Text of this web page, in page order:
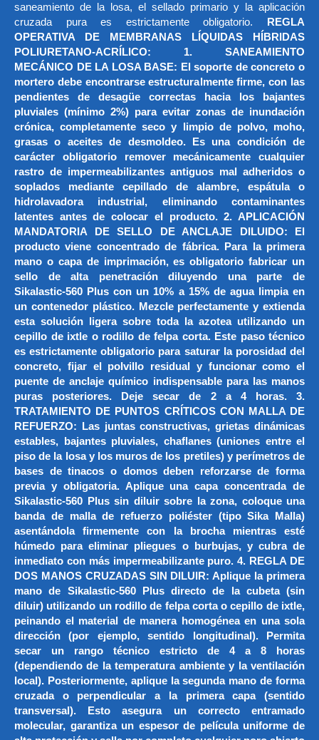
saneamiento de la losa, el sellado primario y la aplicación
cruzada pura es estrictamente obligatorio.
REGLA
OPERATIVA DE MEMBRANAS LÍQUIDAS HÍBRIDAS
POLIURETANO-ACRÍLICO: 1. SANEAMIENTO
MECÁNICO DE LA LOSA BASE: El soporte de concreto o
mortero debe encontrarse estructuralmente firme, con las
pendientes de desagüe correctas hacia los bajantes
pluviales (mínimo 2%) para evitar zonas de inundación
crónica, completamente seco y limpio de polvo, moho,
grasas o aceites de desmoldeo. Es una condición de
carácter obligatorio remover mecánicamente cualquier
rastro de impermeabilizantes antiguos mal adheridos o
soplados mediante cepillado de alambre, espátula o
hidrolavadora industrial, eliminando contaminantes
latentes antes de colocar el producto. 2. APLICACIÓN
MANDATORIA DE SELLO DE ANCLAJE DILUIDO: El
producto viene concentrado de fábrica. Para la primera
mano o capa de imprimación, es obligatorio fabricar un
sello de alta penetración diluyendo una parte de
Sikalastic-560 Plus con un 10% a 15% de agua limpia en
un contenedor plástico. Mezcle perfectamente y extienda
esta solución ligera sobre toda la azotea utilizando un
cepillo de ixtle o rodillo de felpa corta. Este paso técnico
es estrictamente obligatorio para saturar la porosidad del
concreto, fijar el polvillo residual y funcionar como el
puente de anclaje químico indispensable para las manos
puras posteriores. Deje secar de 2 a 4 horas. 3.
TRATAMIENTO DE PUNTOS CRÍTICOS CON MALLA DE
REFUERZO: Las juntas constructivas, grietas dinámicas
estables, bajantes pluviales, chaflanes (uniones entre el
piso de la losa y los muros de los pretiles) y perímetros de
bases de tinacos o domos deben reforzarse de forma
previa y obligatoria. Aplique una capa concentrada de
Sikalastic-560 Plus sin diluir sobre la zona, coloque una
banda de malla de refuerzo poliéster (tipo Sika Malla)
asentándola firmemente con la brocha mientras esté
húmedo para eliminar pliegues o burbujas, y cubra de
inmediato con más impermeabilizante puro. 4. REGLA DE
DOS MANOS CRUZADAS SIN DILUIR: Aplique la primera
mano de Sikalastic-560 Plus directo de la cubeta (sin
diluir) utilizando un rodillo de felpa corta o cepillo de ixtle,
peinando el material de manera homogénea en una sola
dirección (por ejemplo, sentido longitudinal). Permita
secar un rango técnico estricto de 4 a 8 horas
(dependiendo de la temperatura ambiente y la ventilación
local). Posteriormente, aplique la segunda mano de forma
cruzada o perpendicular a la primera capa (sentido
transversal). Esto asegura un correcto entramado
molecular, garantiza un espesor de película uniforme de